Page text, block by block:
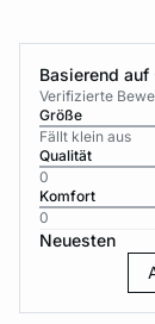
Basierend
Verifizierte
Größe
Fällt klein aus
Qualität
0
Komfort
0
Neuesten